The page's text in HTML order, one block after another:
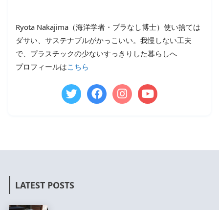
Ryota Nakajima（海洋学者・プラなし博士）使い捨ては
ダサい、サステナブルがかっこいい。我慢しない工夫
で、プラスチックの少ないすっきりした暮らしへ
プロフィールはこちら
LATEST POSTS